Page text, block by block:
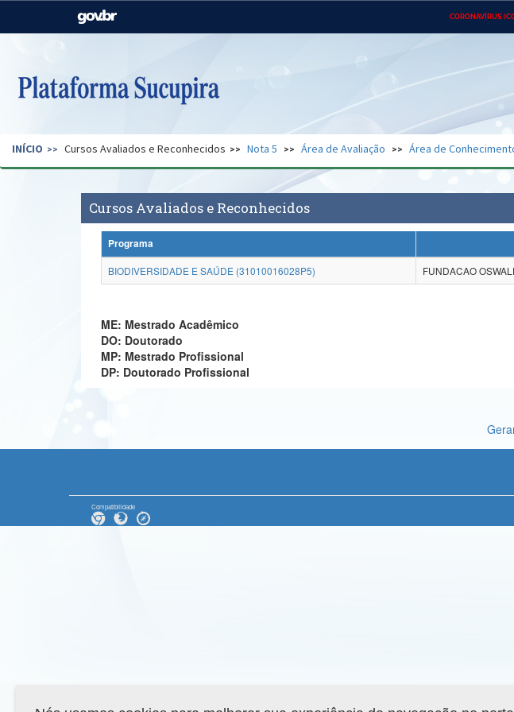
CORONAVÍRUS
Casa Civil
Pecuária e Abastecimento
Ministério do Desenvolvimento
Regional
Secretaria de Governo Gabinete de Segurança Advocacia-Geral da União
INÍCIO Cursos Avaliados e Reconhecidos Nota 5 Área de Avaliação Área de
Cursos Avaliados e Reconhecidos
Programa
BIODIVERSIDADE E SAÚDE (31010016028P5)
FUNDACAO
ME: Mestrado Acadêmico
DO: Doutorado
MP: Mestrado Profissional
DP: Doutorado Profissional
Compatibilidade